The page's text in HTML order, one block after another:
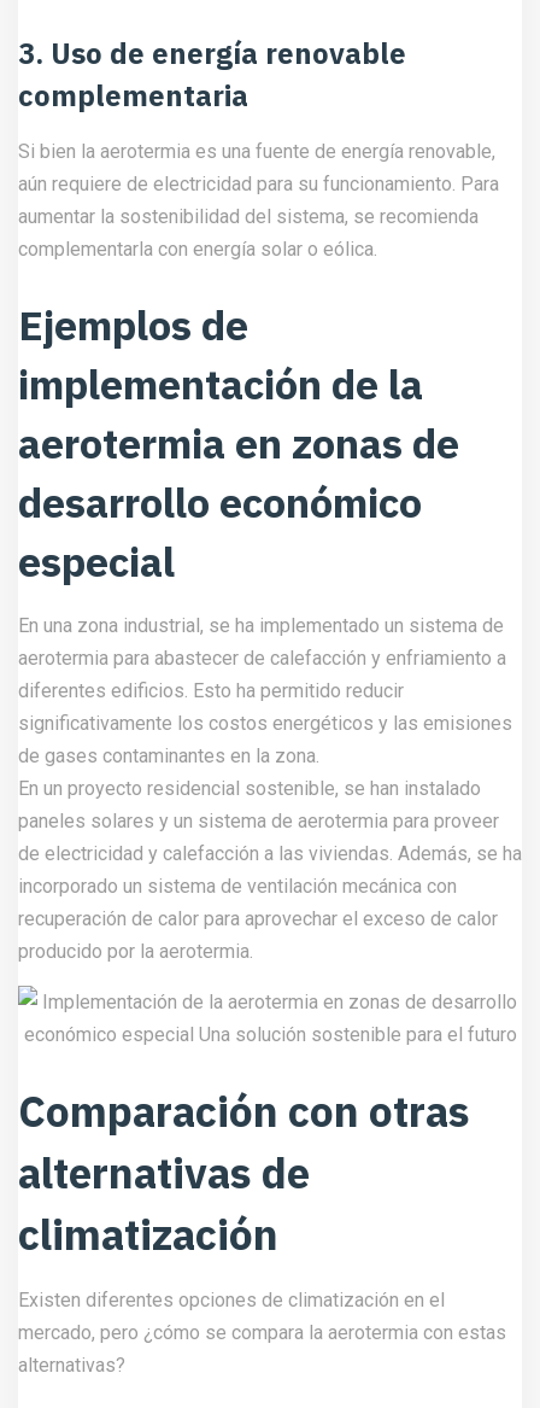
3. Uso de energía renovable
complementaria
Si bien la aerotermia es una fuente de energía renovable,
aún requiere de electricidad para su funcionamiento. Para
aumentar la sostenibilidad del sistema, se recomienda
complementarla con energía solar o eólica.
Ejemplos de
implementación de la
aerotermia en zonas de
desarrollo económico
especial
En una zona industrial, se ha implementado un sistema de
aerotermia para abastecer de calefacción y enfriamiento a
diferentes edificios. Esto ha permitido reducir
significativamente los costos energéticos y las emisiones
de gases contaminantes en la zona.
En un proyecto residencial sostenible, se han instalado
paneles solares y un sistema de aerotermia para proveer
de electricidad y calefacción a las viviendas. Además, se ha
incorporado un sistema de ventilación mecánica con
recuperación de calor para aprovechar el exceso de calor
producido por la aerotermia.
Comparación con otras
alternativas de
climatización
Existen diferentes opciones de climatización en el
mercado, pero ¿cómo se compara la aerotermia con estas
alternativas?